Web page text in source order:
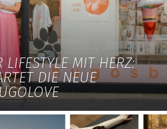
LIFESTYLE MIT HERZ:
DIE NEUE